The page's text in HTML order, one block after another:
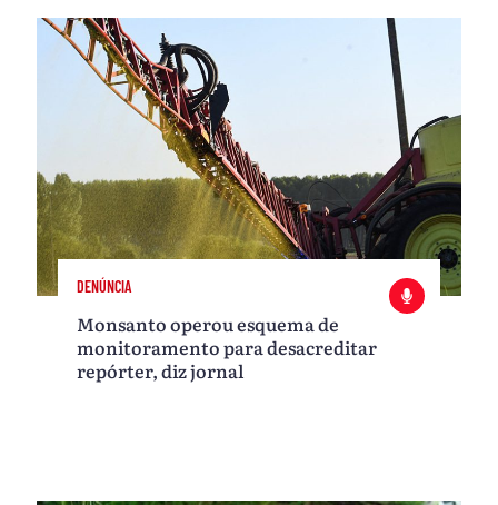
DENÚNCIA
Monsanto operou esquema de
monitoramento para desacreditar
repórter, diz jornal